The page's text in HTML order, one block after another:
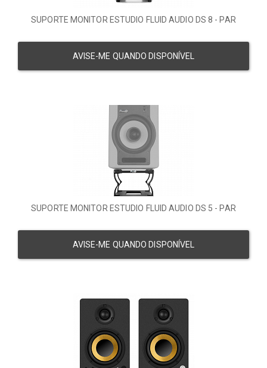
SUPORTE MONITOR ESTUDIO FLUID AUDIO DS 8 - PAR
AVISE-ME QUANDO DISPONÍVEL
SUPORTE MONITOR ESTUDIO FLUID AUDIO DS 5 - PAR
AVISE-ME QUANDO DISPONÍVEL